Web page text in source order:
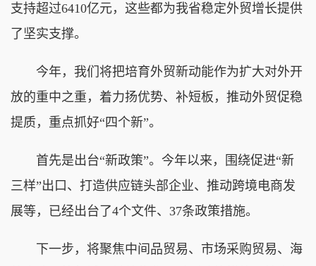
支持超过6410亿元，这些都为我省稳定外贸增长提供
了坚实支撑。
今年，我们将把培育外贸新动能作为扩大对外开
放的重中之重，着力扬优势、补短板，推动外贸促稳
提质，重点抓好“四个新”。
首先是出台“新政策”。今年以来，围绕促进“新
三样”出口、打造供应链头部企业、推动跨境电商发
展等，已经出台了4个文件、37条政策措施。
下一步，将聚焦中间品贸易、市场采购贸易、海